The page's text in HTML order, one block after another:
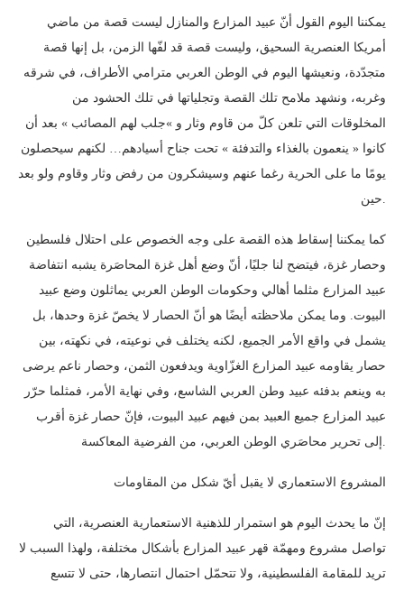
يمكننا اليوم القول أنّ عبيد المزارع والمنازل ليست قصة من ماضي
أمريكا العنصرية السحيق، وليست قصة قد لفّها الزمن، بل إنها قصة
متجدّدة، ونعيشها اليوم في الوطن العربي مترامي الأطراف، في شرقه
وغربه، ونشهد ملامح تلك القصة وتجلياتها في تلك الحشود من
المخلوقات التي تلعن كلّ من قاوم وثار و »جلب لهم المصائب » بعد أن
كانوا « ينعمون بالغذاء والتدفئة » تحت جناح أسيادهم… لكنهم سيحصلون
يومًا ما على الحرية رغما عنهم وسيشكرون من رفض وثار وقاوم ولو بعد
حين.
كما يمكننا إسقاط هذه القصة على وجه الخصوص على احتلال فلسطين
وحصار غزة، فيتضح لنا جليًا، أنّ وضع أهل غزة المحاصَرة يشبه انتفاضة
عبيد المزارع مثلما أهالي وحكومات الوطن العربي يماثلون وضع عبيد
البيوت. وما يمكن ملاحظته أيضًا هو أنّ الحصار لا يخصّ غزة وحدها، بل
يشمل في واقع الأمر الجميع، لكنه يختلف في نوعيته، في نكهته، بين
حصار يقاومه عبيد المزارع الغزّاوية ويدفعون الثمن، وحصار ناعم يرضى
به وينعم بدفئه عبيد وطن العربي الشاسع، وفي نهاية الأمر، فمثلما حرّر
عبيد المزارع جميع العبيد بمن فيهم عبيد البيوت، فإنّ حصار غزة أقرب
إلى تحرير محاصَري الوطن العربي، من الفرضية المعاكسة.
المشروع الاستعماري لا يقبل أيّ شكل من المقاومات
إنّ ما يحدث اليوم هو استمرار للذهنية الاستعمارية العنصرية، التي
تواصل مشروع ومهمّة قهر عبيد المزارع بأشكال مختلفة، ولهذا السبب لا
تريد للمقامة الفلسطينية، ولا تتحمّل احتمال انتصارها، حتى لا تتسع